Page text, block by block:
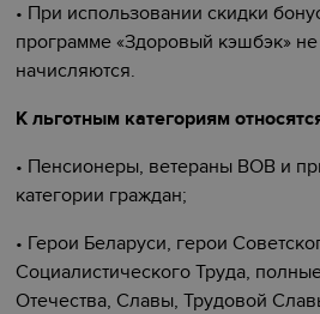
• При использовании скидки
программе «Здоровый кэшбэк»
начисляются.
К льготным категориям
• Пенсионеры, ветераны ВОВ и
категории граждан;
• Герои Беларуси, герои
Социалистического Труда,
Отечества, Славы, Трудовой